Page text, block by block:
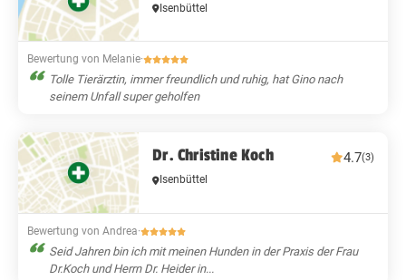
Isenbüttel
Bewertung von Melanie·
Tolle Tierärztin, immer freundlich und ruhig, hat Gino nach
seinem Unfall super geholfen
Dr. Christine Koch 4.7(3)
Isenbüttel
Bewertung von Andrea·
Seid Jahren bin ich mit meinen Hunden in der Praxis der Frau
Dr.Koch und Herrn Dr. Heider in...